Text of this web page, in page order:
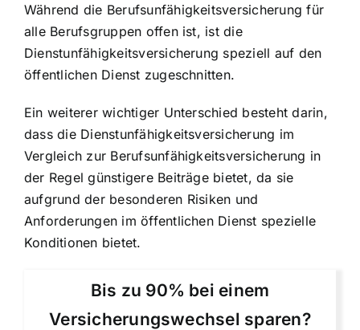
Während die Berufsunfähigkeitsversicherung für
alle Berufsgruppen offen ist, ist die
Dienstunfähigkeitsversicherung speziell auf den
öffentlichen Dienst zugeschnitten.
Ein weiterer wichtiger Unterschied besteht darin,
dass die Dienstunfähigkeitsversicherung im
Vergleich zur Berufsunfähigkeitsversicherung in
der Regel günstigere Beiträge bietet, da sie
aufgrund der besonderen Risiken und
Anforderungen im öffentlichen Dienst spezielle
Konditionen bietet.
Bis zu 90% bei einem
Versicherungswechsel sparen?